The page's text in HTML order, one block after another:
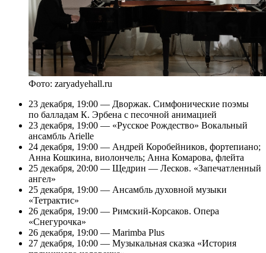
Фото: zaryadyehall.ru
23 декабря, 19:00 — Дворжак. Симфонические поэмы
по балладам К. Эрбена с песочной анимацией
23 декабря, 19:00 — «Русское Рождество» Вокальный
ансамбль Arielle
24 декабря, 19:00 — Андрей Коробейников, фортепиано;
Анна Кошкина, виолончель; Анна Комарова, флейта
25 декабря, 20:00 — Щедрин — Лесков. «Запечатленный
ангел»
25 декабря, 19:00 — Ансамбль духовной музыки
«Тетрактис»
26 декабря, 19:00 — Римский-Корсаков. Опера
«Снегурочка»
26 декабря, 19:00 — Marimba Plus
27 декабря, 10:00 — Музыкальная сказка «История